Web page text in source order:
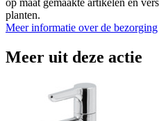
op maat gemaakte artikelen en
planten.
Meer informatie over de bezorging
Meer uit deze actie